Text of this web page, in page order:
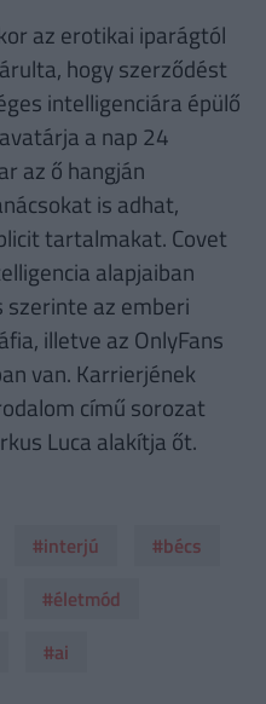
az erotikai iparágtól
hogy szerződést
intelligenciára épülő
a nap 24
az ő hangján
is adhat,
tartalmakat. Covet
alapjaiban
az emberi
illetve az OnlyFans
van. Karrierjének
című sorozat
Luca alakítja őt.
#interjú
#bécs
#életmód
#ai